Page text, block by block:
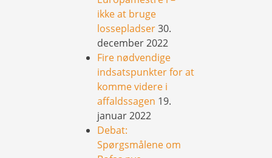
ikke at bruge
lossepladser30.
december 2022
Fire nødvendige
indsatspunkter for at
komme videre i
affaldssagen 19.
januar 2022
Debat:
Spørgsmålene om